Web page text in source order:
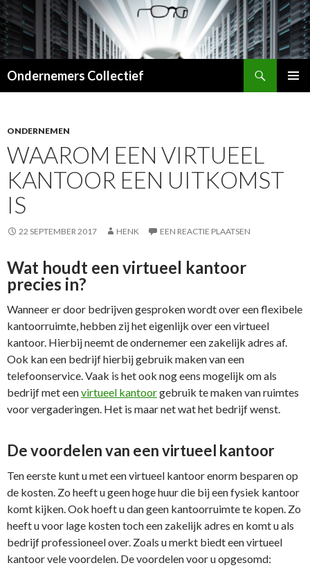
Ondernemers Collectief
ONDERNEMEN
WAAROM EEN VIRTUEEL
KANTOOR EEN UITKOMST
IS
22 SEPTEMBER 2017 HENK EEN REACTIE PLAATSEN
Wat houdt een virtueel kantoor
precies in?
Wanneer er door bedrijven gesproken wordt over een flexibele
kantoorruimte, hebben zij het eigenlijk over een virtueel
kantoor. Hierbij neemt de ondernemer een zakelijk adres af.
Ook kan een bedrijf hierbij gebruik maken van een
telefoonservice. Vaak is het ook nog eens mogelijk om als
bedrijf met eenvirtueel kantoorgebruik te maken van ruimtes
voor vergaderingen. Het is maar net wat het bedrijf wenst.
De voordelen van een virtueel kantoor
Ten eerste kunt u met een virtueel kantoor enorm besparen op
de kosten. Zo heeft u geen hoge huur die bij een fysiek kantoor
komt kijken. Ook hoeft u dan geen kantoorruimte te kopen. Zo
heeft u voor lage kosten toch een zakelijk adres en komt u als
bedrijf professioneel over. Zoals u merkt biedt een virtueel
kantoor vele voordelen. De voordelen voor u opgesomd: